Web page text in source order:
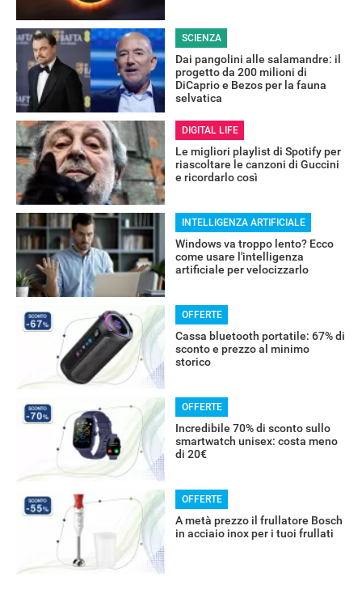
RECENSIONI
SCIENZA
Dai pangolini alle salamandre: il
progetto da 200 milioni di
DiCaprio e Bezos per la fauna
selvatica
DIGITAL LIFE
Le migliori playlist di Spotify per
riascoltare le canzoni di Guccini
e ricordarlo così
INTELLIGENZA ARTIFICIALE
Windows va troppo lento? Ecco
come usare l'intelligenza
artificiale per velocizzarlo
OFFERTE
Cassa bluetooth portatile: 67% di
sconto e prezzo al minimo
storico
OFFERTE
Incredibile 70% di sconto sullo
smartwatch unisex: costa meno
di 20€
OFFERTE
A metà prezzo il frullatore Bosch
in acciaio inox per i tuoi frullati